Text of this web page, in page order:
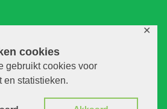
cookies
gebruikt cookies voor
en statistieken.
✕